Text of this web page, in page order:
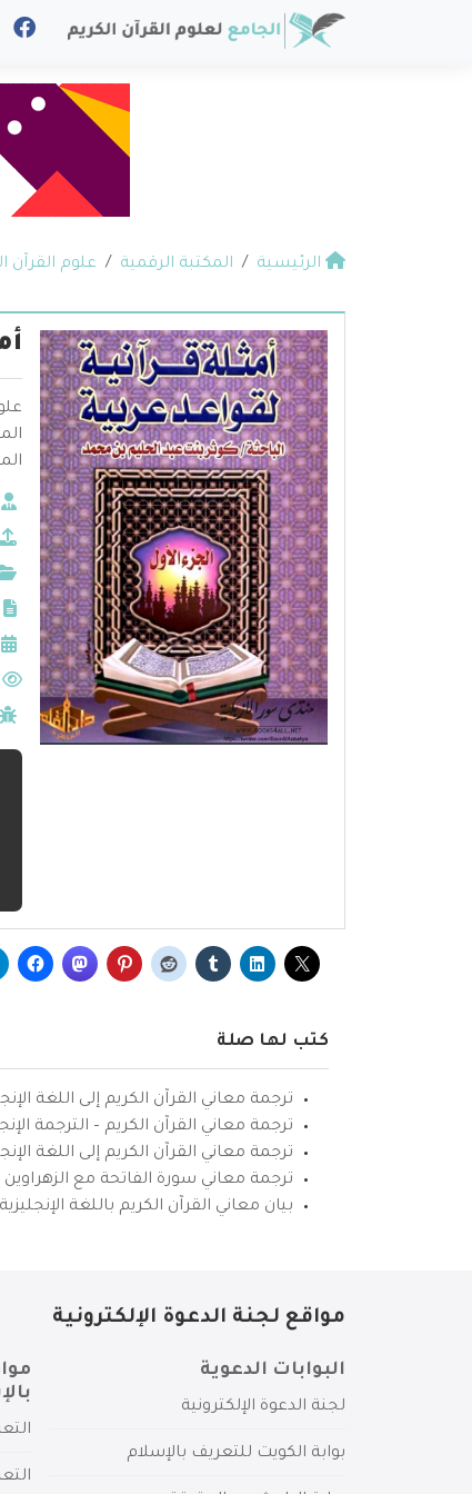
الرئيسية المكتبة الرقمية علوم القرآن
كتب لها صلة
ترجمة معاني القرآن الكريم إلى اللغة
ترجمة معاني القرآن الكريم – الترجمة
ترجمة معاني القرآن الكريم إلى اللغة
ترجمة معاني سورة الفاتحة مع الزهراوين
بيان معاني القرآن الكريم باللغة الإنجليزية
مواقع لجنة الدعوة الإلكترونية
البوابات الدعوية
لجنة الدعوة الإلكترونية
بوابة الكويت للتعريف بالإسلام